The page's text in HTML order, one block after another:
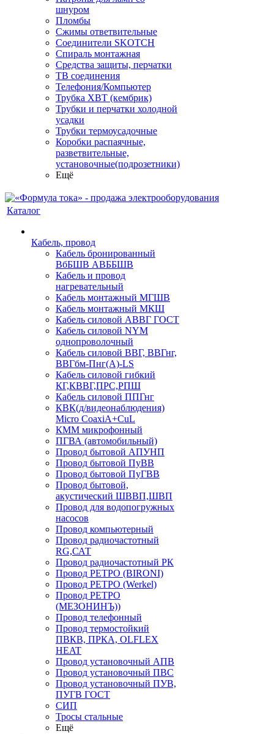
шнуром
Пломбы
Сжимы ответвительные
Соединители SKOTCH
Спираль монтажная
Средства защиты, перчатки
ТВ соединения
Телефония/Компьютер
Трубка ХВТ (кембрик)
Трубки и перчатки холодной
усадки
Трубки термоусадочные
Коробки распаячные,
разветвительные,
установочные(подрозетники)
Ещё
Каталог
Кабель, провод
Кабель бронированный
ВбБШВ АВББШВ
Кабель и провод
нагревательный
Кабель монтажный МГШВ
Кабель монтажный МКШ
Кабель силовой АВВГ ГОСТ
Кабель силовой NYM
однопроволочный
Кабель силовой ВВГ, ВВГнг,
ВВГбм-Пнг(А)-LS
Кабель силовой гибкий
КГ,КВВГ,ПРС,РПШ
Кабель силовой ППГнг
КВК(д/видеонаблюдения)
Micro CoaxiA+CuL
КММ микрофонный
ПГВА (автомобильный)
Провод бытовой АПУНП
Провод бытовой ПуВВ
Провод бытовой ПуГВВ
Провод бытовой,
акустический ШВВП,ШВП
Провод для водопогружных
насосов
Провод компьютерный
Провод радиочастотный
RG,САТ
Провод радиочастотный РК
Провод РЕТРО (BIRONI)
Провод РЕТРО (Werkel)
Провод РЕТРО
(МЕЗОНИНЪ))
Провод телефонный
Провод термостойкий
ПВКВ, ПРКА, OLFLEX
HEAT
Провод установочный АПВ
Провод установочный ПВС
Провод установочный ПУВ,
ПУГВ ГОСТ
СИП
Тросы стальные
Ещё